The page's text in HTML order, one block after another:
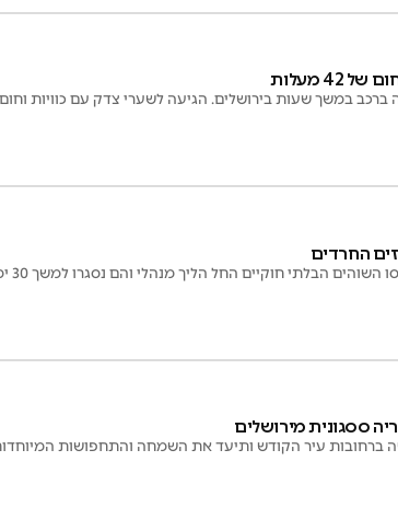
מעלות
במשך שעות בירושלים. הגיעה לשערי צדק עם כוויות וחום
החרדים
הבלתי חוקיים החל הליך מנהלי והם נסגרו למשך 30 ימים
ססגונית מירושלים
עיר הקודש ותיעד את השמחה והתחפושות